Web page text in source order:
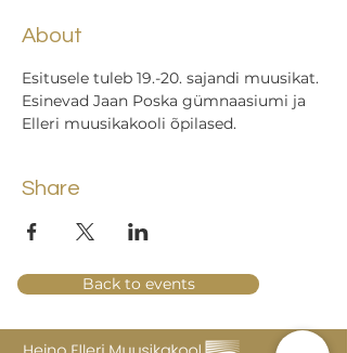
About
Esitusele tuleb 19.-20. sajandi muusikat.
Esinevad Jaan Poska gümnaasiumi ja
Elleri muusikakooli õpilased.
Share
Back to events